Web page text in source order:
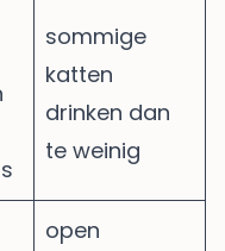
sommige
katten
drinken dan
te weinig
open